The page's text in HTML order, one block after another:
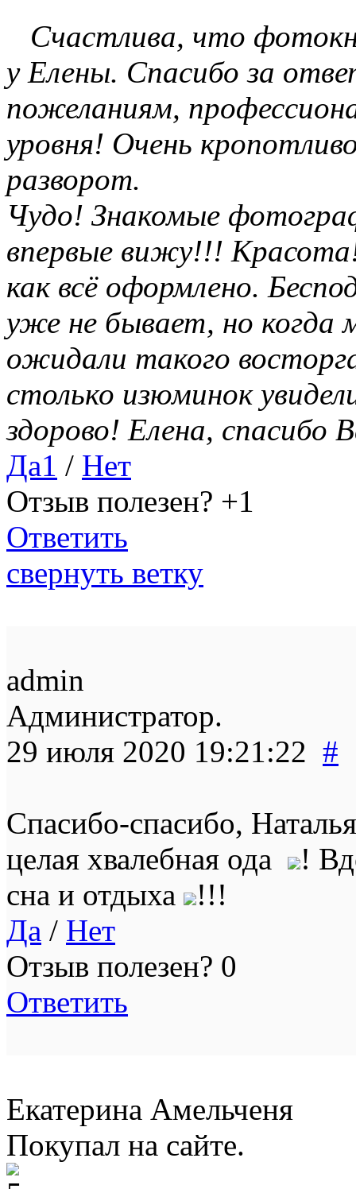
Счастлива, что
у Елены. Спасибо за
пожеланиям,
уровня! Очень
разворот.
Чудо! Знакомые
впервые вижу!!!
как всё оформлено.
уже не бывает, но когда
ожидали такого
столько изюминок
здорово! Елена, спасибо
Да1 / Нет
Отзыв полезен? +1
Ответить
свернуть ветку
admin
Администратор.
29 июля 2020 19:21:22 #
Спасибо-спасибо,
целая хвалебная ода
!
сна и отдыха
!!!
Да / Нет
Отзыв полезен? 0
Ответить
Екатерина Амельченя
Покупал на сайте.